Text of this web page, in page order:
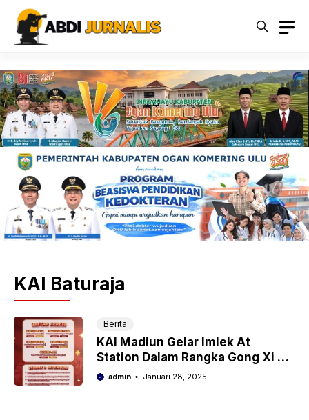
Langsung
KAI Baturaja
Berita
KAI Madiun Gelar Imlek At
Station Dalam Rangka Gong Xi Fa
Caiadmin Januari 28, 2025